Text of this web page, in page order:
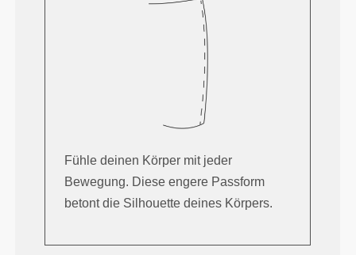
Fühle deinen Körper mit jeder
Bewegung. Diese engere Passform
betont die Silhouette deines Körpers.